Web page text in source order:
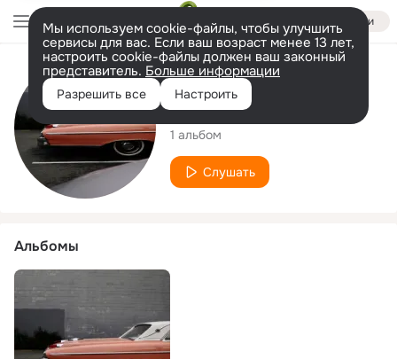
Войти
Мы используем cookie-файлы, чтобы улучшить
сервисы для вас. Если ваш возраст менее 13 лет,
настроить cookie-файлы должен ваш законный
представитель. Больше информации
Разрешить все Настроить
Исполнитель
Bubbl
1 альбом
Слушать
Альбомы